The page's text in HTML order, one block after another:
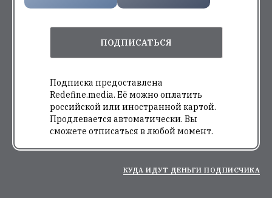
ПОДПИСАТЬСЯ
Подписка предоставлена
Redefine.media. Её можно оплатить
российской или иностранной картой.
Продлевается автоматически. Вы
сможете отписаться в любой момент.
КУДА ИДУТ ДЕНЬГИ ПОДПИСЧИКА